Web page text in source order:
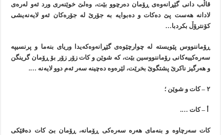
قاڵب دانی گێڕانەوەی ڕۆمان دەرچوو بێت، وەلێ خوێنەری ورد ئەو لەرەی
لادانە هەست پێ دەکات و دەبوايە بە جۆرێ لە جۆرەکان ئەو لايەنەيشی
کۆنترۆڵ بکردبا…
ڕۆماننووس پێويستە لە چوارچێوەی گێڕانەوەکەيدا وريای بنەما و پرنسيپە
سەرەکييەکانی رۆماننووسين بێت، کە شوێن و کات زۆر زۆر بۆ ڕۆمان گرينگن
و هەرگيز ناکرێ پشتگوێ بخرێت، لێرەوە دەچينە سەر ئەم دوو لايەنە ….
٢ – کات و شوێن ؛
أ – کات ….
کات سەرچاوە و بنەمای هەرە سەرەکی ڕۆمانە، ڕۆمان بێ کات دەقێکی